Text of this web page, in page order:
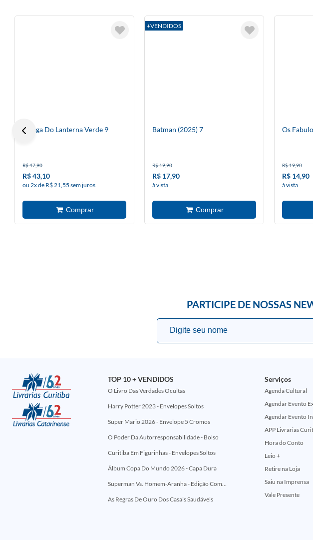
A Saga Do Lanterna Verde 9
R$ 47,90
R$ 43,10
ou 2x de R$ 21,55 sem juros
+VENDIDOS
Batman (2025) 7
R$ 19,90
R$ 17,90
à vista
Os
R$ 19,90
R$ 14,90
à vista
PARTICIPE DE NOSSAS
TOP 10 + VENDIDOS
O Livro Das Verdades Ocultas
Harry Potter 2023 - Envelopes Soltos
Super Mario 2026 - Envelope 5 Cromos
O Poder Da Autorresponsabilidade - Bolso
Curitiba Em Figurinhas - Envelopes Soltos
Álbum Copa Do Mundo 2026 - Capa Dura
Superman Vs. Homem-Aranha - Edição Comemorativa 50 Anos (Encontros Clássicos Dc E Marvel)
As Regras De Ouro Dos Casais Saudáveis
Serviços
Agenda Cultural
Agendar Evento
Agendar Evento
APP Livrarias
Hora do Conto
Leio +
Retire na Loja
Saiu na Imprensa
Vale Presente